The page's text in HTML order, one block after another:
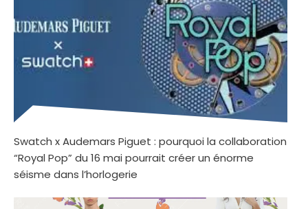
Swatch x Audemars Piguet : pourquoi la collaboration
“Royal Pop” du 16 mai pourrait créer un énorme
séisme dans l’horlogerie